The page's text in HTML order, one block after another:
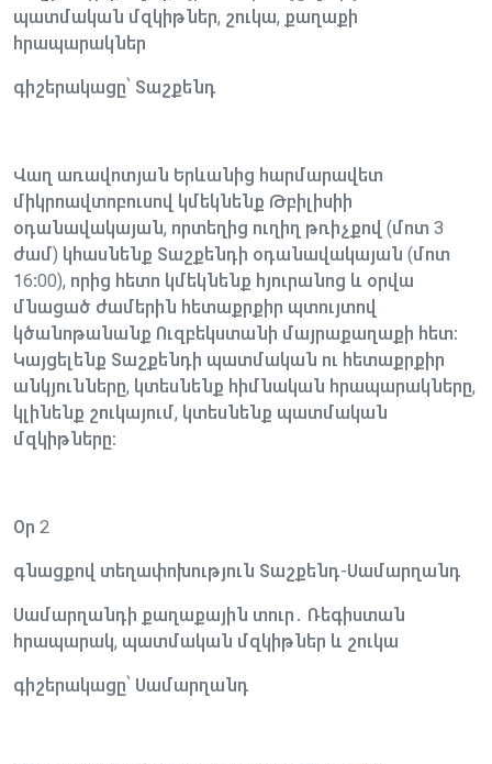
պատմական մզկիթներ, շուկա, քաղաքի
հրապարակներ
գիշերակացը՝ Տաշքենդ
Վաղ առավոտյան Երևանից հարմարավետ
միկրոավտոբուսով կմեկնենք Թբիլիսիի
օդանավակայան, որտեղից ուղիղ թռիչքով (մոտ 3
ժամ) կհասնենք Տաշքենդի օդանավակայան (մոտ
16:00), որից հետո կմեկնենք հյուրանոց և օրվա
մնացած ժամերին հետաքրքիր պտույտով
կծանոթանանք Ուզբեկստանի մայրաքաղաքի հետ։
Կայցելենք Տաշքենդի պատմական ու հետաքրքիր
անկյունները, կտեսնենք հիմնական հրապարակները,
կլինենք շուկայում, կտեսնենք պատմական
մզկիթները։
Օր 2
գնացքով տեղափոխություն Տաշքենդ-Սամարղանդ
Սամարղանդի քաղաքային տուր․ Ռեգիստան
հրապարակ, պատմական մզկիթներ և շուկա
գիշերակացը՝ Սամարղանդ